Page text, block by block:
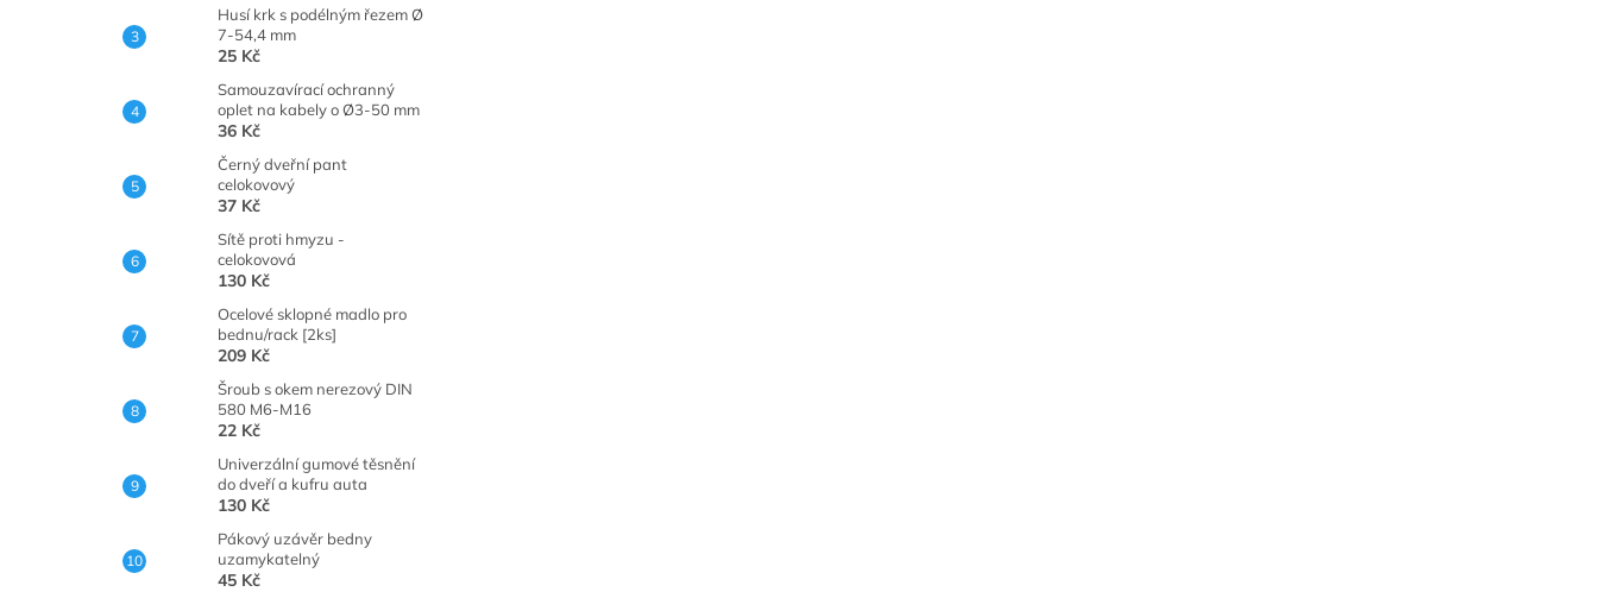
Husí krk s podélným řezem Ø
7-54,4 mm
25 Kč
Samouzavírací ochranný
oplet na kabely o Ø3-50 mm
36 Kč
Černý dveřní pant
celokovový
37 Kč
Sítě proti hmyzu -
celokovová
130 Kč
Ocelové sklopné madlo pro
bednu/rack [2ks]
209 Kč
Šroub s okem nerezový DIN
580 M6-M16
22 Kč
Univerzální gumové těsnění
do dveří a kufru auta
130 Kč
Pákový uzávěr bedny
uzamykatelný
45 Kč